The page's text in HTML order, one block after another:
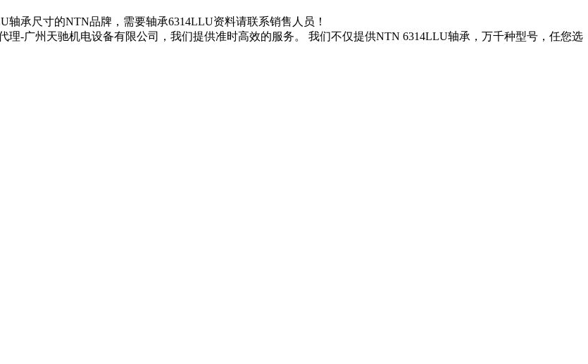
承尺寸的NTN品牌，需要轴承6314LLU资料请联系销售人员！
-广州天驰机电设备有限公司，我们提供准时高效的服务。 我们不仅提供NTN 6314LLU轴承，万千种型号，任您选